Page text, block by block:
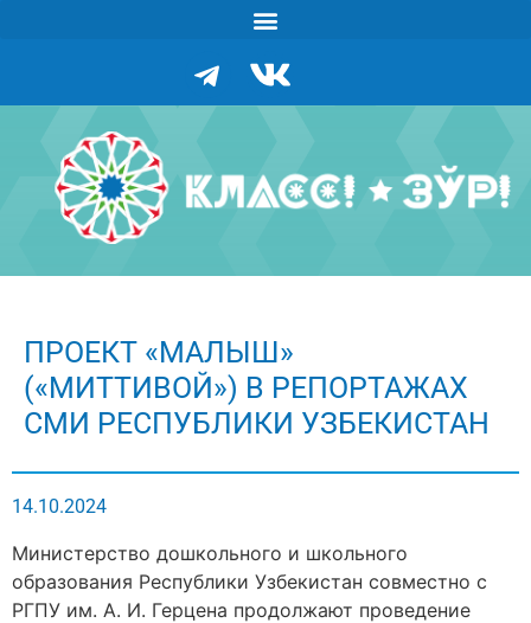
ПРОЕКТ «МАЛЫШ»
(«МИТТИВОЙ») В РЕПОРТАЖАХ
СМИ РЕСПУБЛИКИ УЗБЕКИСТАН
14.10.2024
Министерство дошкольного и школьного
образования Республики Узбекистан совместно с
РГПУ им. А. И. Герцена продолжают проведение